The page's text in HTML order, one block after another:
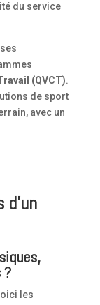
du service
(QVCT).
de sport
avec un
?
les